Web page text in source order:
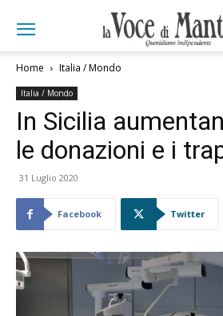
Home Italia / Mondo
Italia / Mondo
In Sicilia
le donazioni e i
31 Luglio 2020
Facebook Twitter